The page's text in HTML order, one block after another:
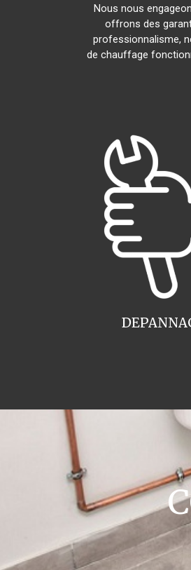
Nous nous
offrons des
professionnalisme,
de chauffage